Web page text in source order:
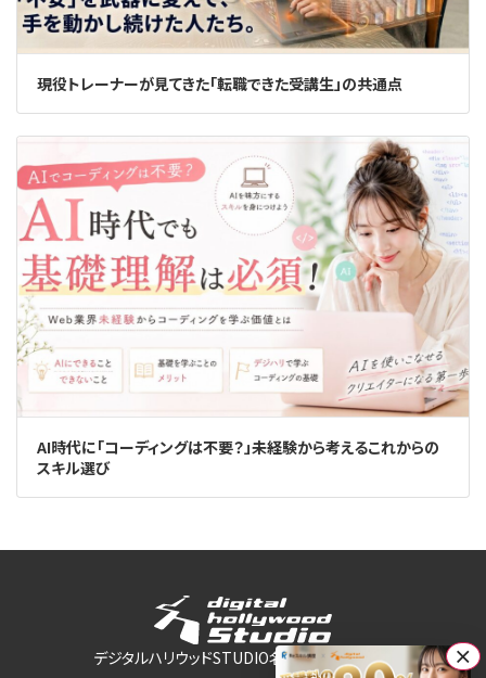
現役トレーナーが見てきた「転職できた受講生」の共通点
AI時代に「コーディングは不要？」未経験から考えるこれからの
スキル選び
デジタルハリウッドSTUDIO名古屋
×